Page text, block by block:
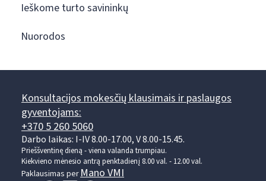
Ieškome turto savininkų
Nuorodos
Konsultacijos mokesčių klausimais ir paslaugos
gyventojams:
+370 5 260 5060
Darbo laikas: I-IV 8.00-17.00, V 8.00-15.45.
Prieššventinę dieną - viena valanda trumpiau.
Kiekvieno mėnesio antrą penktadienį 8.00 val. - 12.00 val.
Paklausimas perMano VMI